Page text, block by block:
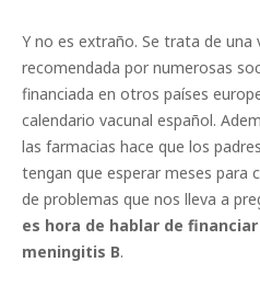
Y no es extraño. Se trata de una
recomendada por numerosas
financiada en otros países
calendario vacunal español.
las farmacias hace que los
tengan que esperar meses para
de problemas que nos lleva a
es hora de hablar de
meningitis B.